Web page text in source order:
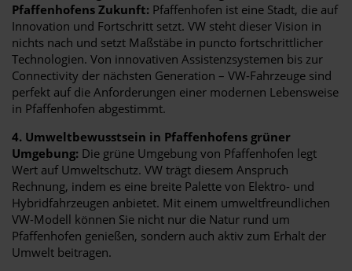
Pfaffenhofens Zukunft: Pfaffenhofen ist eine Stadt, die auf
Innovation und Fortschritt setzt. VW steht dieser Vision in
nichts nach und setzt Maßstäbe in puncto fortschrittlicher
Technologien. Von innovativen Assistenzsystemen bis zur
Connectivity der nächsten Generation – VW-Fahrzeuge sind
perfekt auf die Anforderungen einer modernen Lebensweise
in Pfaffenhofen abgestimmt.
4. Umweltbewusstsein in Pfaffenhofens grüner
Umgebung: Die grüne Umgebung von Pfaffenhofen legt
Wert auf Umweltschutz. VW trägt diesem Anspruch
Rechnung, indem es eine breite Palette von Elektro- und
Hybridfahrzeugen anbietet. Mit einem umweltfreundlichen
VW-Modell können Sie nicht nur die Natur rund um
Pfaffenhofen genießen, sondern auch aktiv zum Erhalt der
Umwelt beitragen.